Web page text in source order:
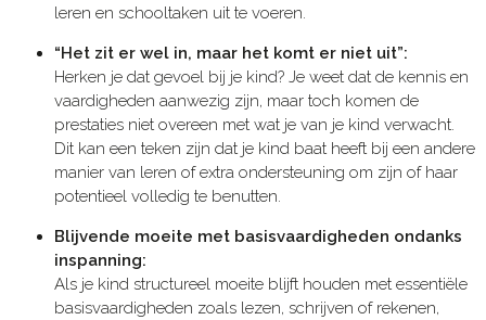
leren en schooltaken uit te voeren.
“Het zit er wel in, maar het komt er niet uit”:
Herken je dat gevoel bij je kind? Je weet dat de kennis en
vaardigheden aanwezig zijn, maar toch komen de
prestaties niet overeen met wat je van je kind verwacht.
Dit kan een teken zijn dat je kind baat heeft bij een andere
manier van leren of extra ondersteuning om zijn of haar
potentieel volledig te benutten.
Blijvende moeite met basisvaardigheden ondanks
inspanning:
Als je kind structureel moeite blijft houden met essentiële
basisvaardigheden zoals lezen, schrijven of rekenen,